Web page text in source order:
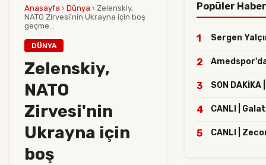
Anasayfa › Dünya › Zelenskiy,
NATO Zirvesi'nin Ukrayna için boş
geçme...
DÜNYA
Zelenskiy,
NATO
Zirvesi'nin
Ukrayna için
boş
Popüler
1 Sergen
2
3 SON
4 CANLI |
5 CANLI |